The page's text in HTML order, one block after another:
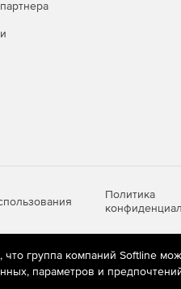
Политика
технологии
находящихся на
группа компаний Softline
параметров и